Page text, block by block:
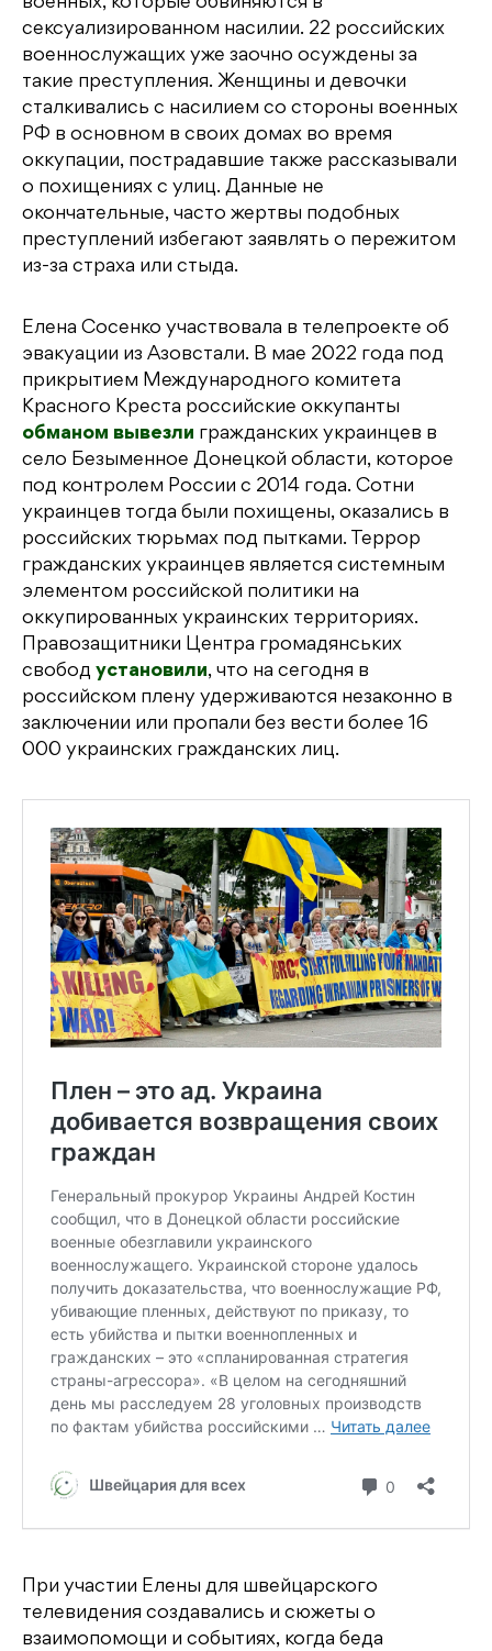
сексуализированном насилии. 22 российских
военнослужащих уже заочно осуждены за
такие преступления. Женщины и девочки
сталкивались с насилием со стороны военных
РФ в основном в своих домах во время
оккупации, пострадавшие также рассказывали
о похищениях с улиц. Данные не
окончательные, часто жертвы подобных
преступлений избегают заявлять о пережитом
из-за страха или стыда.
Елена Сосенко участвовала в телепроекте об
эвакуации из Азовстали. В мае 2022 года под
прикрытием Международного комитета
Красного Креста российские оккупанты
обманом вывезли гражданских украинцев в
село Безыменное Донецкой области, которое
под контролем России с 2014 года. Сотни
украинцев тогда были похищены, оказались в
российских тюрьмах под пытками. Террор
гражданских украинцев является системным
элементом российской политики на
оккупированных украинских территориях.
Правозащитники Центра громадянських
свобод установили, что на сегодня в
российском плену удерживаются незаконно в
заключении или пропали без вести более 16
000 украинских гражданских лиц.
При участии Елены для швейцарского
телевидения создавались и сюжеты о
взаимопомощи и событиях, когда беда